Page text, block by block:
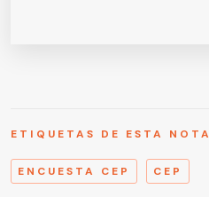
ETIQUETAS DE ESTA NOTA
ENCUESTA CEP CEP